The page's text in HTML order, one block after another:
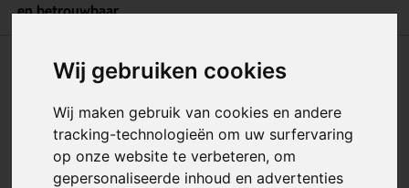
Wij gebruiken cookies
Wij maken gebruik van cookies en andere
tracking-technologieën om uw surfervaring
op onze website te verbeteren, om
gepersonaliseerde inhoud en advertenties
en betrouwbaar
Mini Mag-Lite 2-Cell AAA
Zaklamp – Compact, krachtig
en betrouwbaar
Artikelnummer:135116